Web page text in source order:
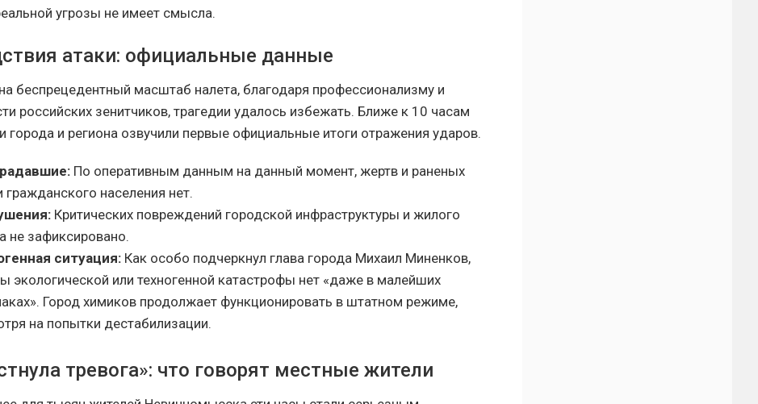
угрозы не имеет смысла.
атаки: официальные данные
беспрецедентный масштаб налета, благодаря профессионализму и
российских зенитчиков, трагедии удалось избежать. Ближе к 10 часам
города и региона озвучили первые официальные итоги отражения ударов.
По оперативным данным на данный момент, жертв и раненых
гражданского населения нет.
Критических повреждений городской инфраструктуры и жилого
не зафиксировано.
ситуация: Как особо подчеркнул глава города Михаил Миненков,
экологической или техногенной катастрофы нет «даже в малейших
Город химиков продолжает функционировать в штатном режиме,
на попытки дестабилизации.
тревога»: что говорят местные жители